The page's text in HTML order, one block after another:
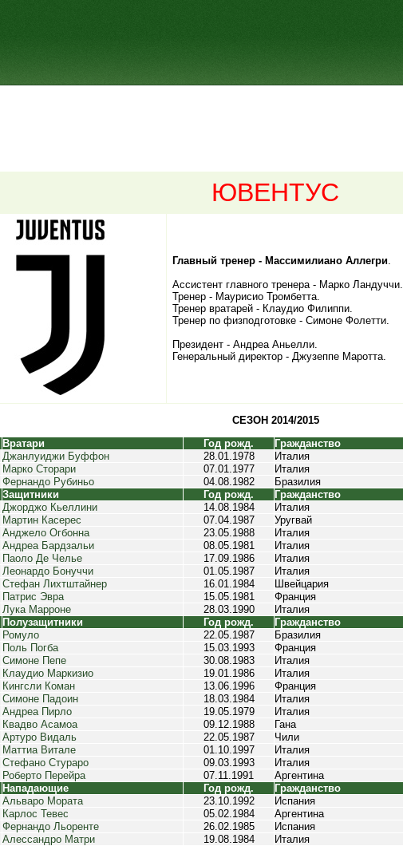
ЮВЕНТУС
Главный тренер - Массимилиано Аллегри.
Ассистент главного тренера - Марко Ландуччи.
Тренер - Маурисио Тромбетта.
Тренер вратарей - Клаудио Филиппи.
Тренер по физподготовке - Симоне Фолетти.
Президент - Андреа Аньелли.
Генеральный директор - Джузеппе Маротта.
СЕЗОН 2014/2015
Вратари Год рожд. Гражданство
Джанлуиджи Буффон 28.01.1978 Италия
Марко Сторари 07.01.1977 Италия
Фернандо Рубиньо 04.08.1982 Бразилия
Защитники Год рожд. Гражданство
Джорджо Кьеллини 14.08.1984 Италия
Мартин Касерес 07.04.1987 Уругвай
Анджело Огбонна 23.05.1988 Италия
Андреа Бардзальи 08.05.1981 Италия
Паоло Де Челье 17.09.1986 Италия
Леонардо Бонуччи 01.05.1987 Италия
Стефан Лихтштайнер 16.01.1984 Швейцария
Патрис Эвра 15.05.1981 Франция
Лука Марроне 28.03.1990 Италия
Полузащитники Год рожд. Гражданство
Ромуло 22.05.1987 Бразилия
Поль Погба 15.03.1993 Франция
Симоне Пепе 30.08.1983 Италия
Клаудио Маркизио 19.01.1986 Италия
Кингсли Коман 13.06.1996 Франция
Симоне Падоин 18.03.1984 Италия
Андреа Пирло 19.05.1979 Италия
Квадво Асамоа 09.12.1988 Гана
Артуро Видаль 22.05.1987 Чили
Маттиа Витале 01.10.1997 Италия
Стефано Стураро 09.03.1993 Италия
Роберто Перейра 07.11.1991 Аргентина
Нападающие Год рожд. Гражданство
Альваро Мората 23.10.1992 Испания
Карлос Тевес 05.02.1984 Аргентина
Фернандо Льоренте 26.02.1985 Испания
Алессандро Матри 19.08.1984 Италия